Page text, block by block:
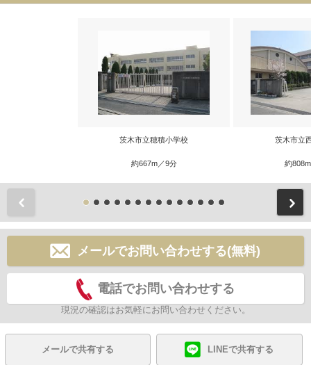
茨木市立穂積小学校
約667m／9分
茨木市立
約
メールでお問い合わせする(無料)
電話でお問い合わせする
現況の確認はお気軽にお問い合わせください。
メールで共有する LINEで共有する